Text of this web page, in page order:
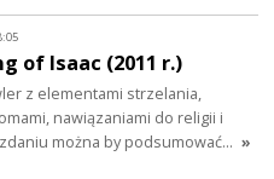
of Isaac (2011 r.)
z elementami strzelania,
nawiązaniami do religii i
można by podsumować… »